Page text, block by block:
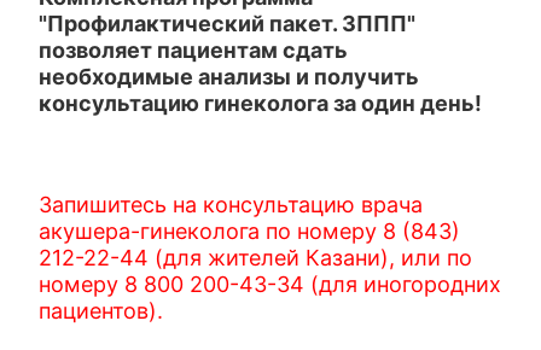
"Профилактический пакет. ЗППП"
позволяет пациентам сдать
необходимые анализы и получить
консультацию гинеколога за один день!
Запишитесь на консультацию врача
акушера-гинеколога по номеру 8 (843)
212-22-44 (для жителей Казани), или по
номеру 8 800 200-43-34 (для иногородних
пациентов).